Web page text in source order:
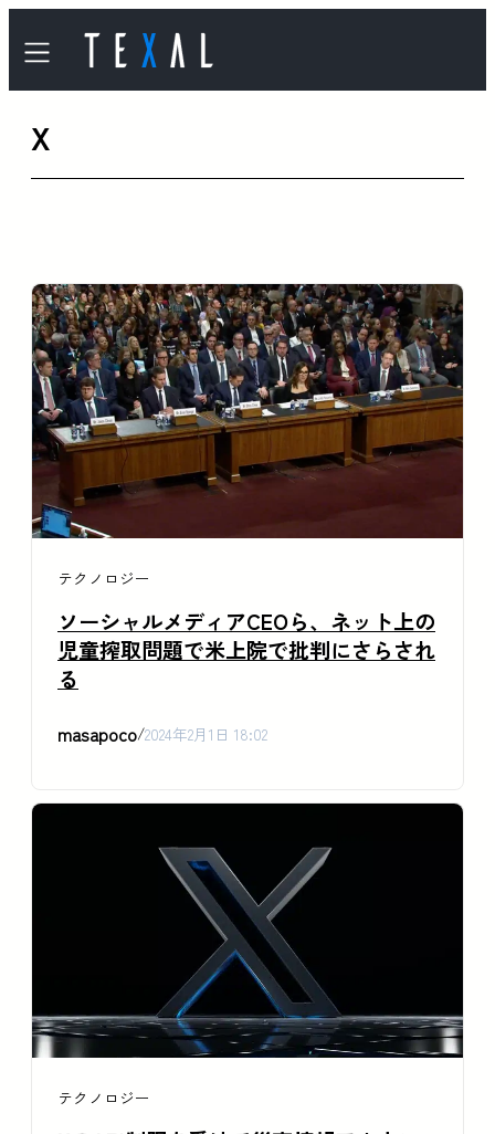
容
を
X
テクノロジー
ソーシャルメディアCEOら、ネット上の
児童搾取問題で米上院で批判にさらされ
る
masapoco/2024年2月1日 18:02
テクノロジー